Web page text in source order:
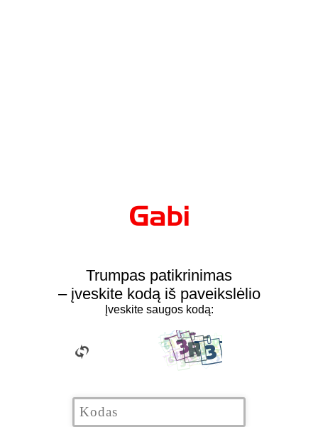
Trumpas patikrinimas
– įveskite kodą iš paveikslėlio
Įveskite saugos kodą: